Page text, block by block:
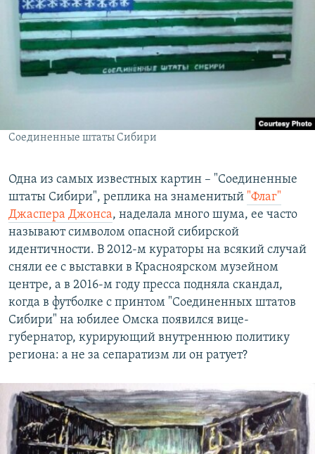
Соединенные штаты Сибири
Одна из самых известных картин – "Соединенные
штаты Сибири", реплика на знаменитый "Флаг"
Джаспера Джонса, наделала много шума, ее часто
называют символом опасной сибирской
идентичности. В 2012-м кураторы на всякий случай
сняли ее с выставки в Красноярском музейном
центре, а в 2016-м году пресса подняла скандал,
когда в футболке с принтом "Соединенных штатов
Сибири" на юбилее Омска появился вице-
губернатор, курирующий внутреннюю политику
региона: а не за сепаратизм ли он ратует?